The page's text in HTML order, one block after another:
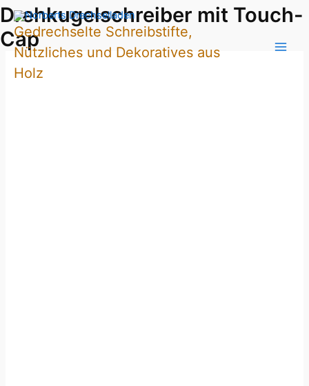
Zum
Inhalt
springen
Gedrechselte Schreibstifte,
Nützliches und Dekoratives aus
Holz
Drehkugelschreiber mit Touch-
Cap